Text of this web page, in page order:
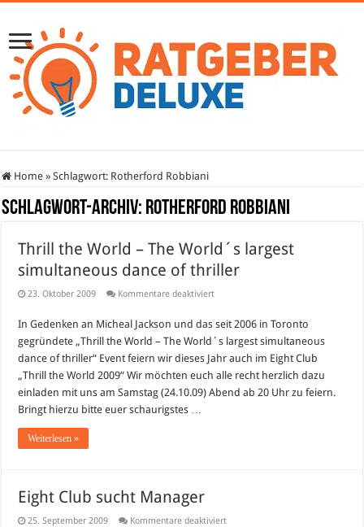
Home » Schlagwort: Rotherford Robbiani
Schlagwort-Archiv: Rotherford Robbiani
Thrill the World – The World´s largest
simultaneous dance of thriller
23. Oktober 2009 Kommentare deaktiviertfür
World
–
The
World
largest
simultaneous
dance
In Gedenken an Micheal Jackson und das seit 2006 in Toronto
gegründete „Thrill the World – The World´s largest simultaneous
dance of thriller“ Event feiern wir dieses Jahr auch im Eight Club
„Thrill the World 2009“ Wir möchten euch alle recht herzlich dazu
einladen mit uns am Samstag (24.10.09) Abend ab 20 Uhr zu feiern.
Bringt hierzu bitte euer schaurigstes …
Weiterlesen »
Eight Club sucht Manager
25. September 2009 Kommentare deaktiviertfür